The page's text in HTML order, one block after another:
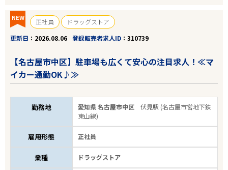
NEW 正社員
ドラッグストア
更新日
2026.08.06 登録販売者求人ID 310739
【名古屋市中区】駐車場も広くて安心の注目求人！≪マ
イカー通勤OK♪≫
勤務地 愛知県 名古屋市中区伏見駅 (名古屋市営地下鉄
東山線)
雇用形態 正社員
業種 ドラッグストア